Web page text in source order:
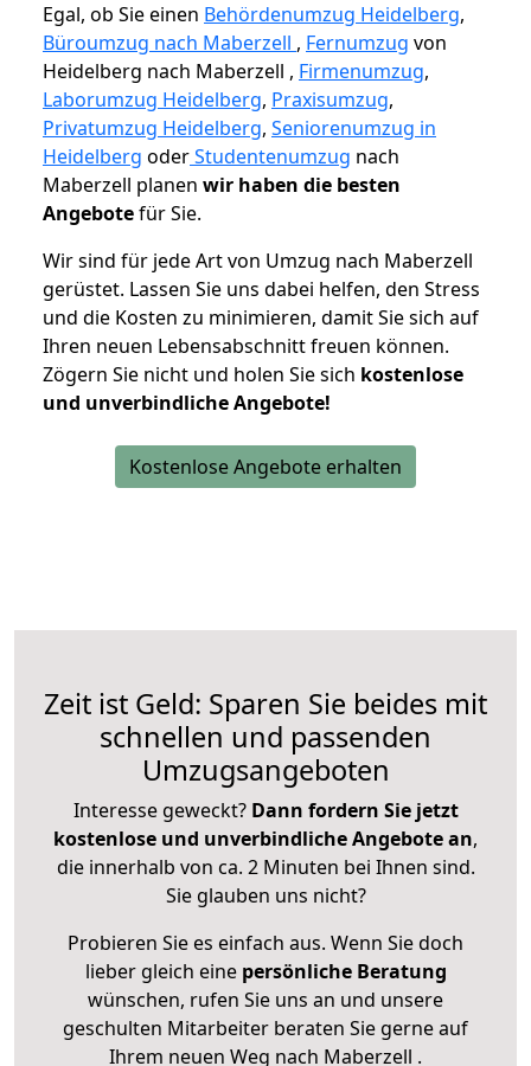
Egal, ob Sie einen Behördenumzug Heidelberg,
Büroumzug nach Maberzell , Fernumzug von
Heidelberg nach Maberzell , Firmenumzug,
Laborumzug Heidelberg, Praxisumzug,
Privatumzug Heidelberg, Seniorenumzug in
Heidelberg oderStudentenumzug nach
Maberzell planen wir haben die besten
Angebotefür Sie.
Wir sind für jede Art von Umzug nach Maberzell
gerüstet. Lassen Sie uns dabei helfen, den Stress
und die Kosten zu minimieren, damit Sie sich auf
Ihren neuen Lebensabschnitt freuen können.
Zögern Sie nicht und holen Sie sich kostenlose
und unverbindliche Angebote!
Kostenlose Angebote erhalten
Zeit ist Geld: Sparen Sie beides mit
schnellen und passenden
Umzugsangeboten
Interesse geweckt? Dann fordern Sie jetzt
kostenlose und unverbindliche Angebote an,
die innerhalb von ca. 2 Minuten bei Ihnen sind.
Sie glauben uns nicht?
Probieren Sie es einfach aus. Wenn Sie doch
lieber gleich eine persönliche Beratung
wünschen, rufen Sie uns an und unsere
geschulten Mitarbeiter beraten Sie gerne auf
Ihrem neuen Weg nach Maberzell .